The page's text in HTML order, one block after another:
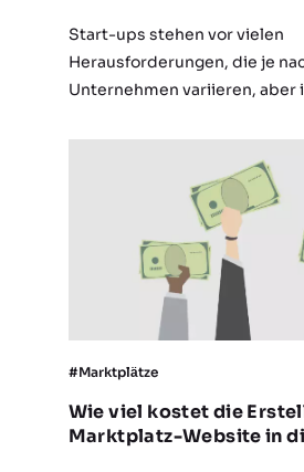
Start-ups stehen vor vielen
Herausforderungen, die je
Unternehmen variieren, aber
Erfolg eines Start-ups, und
Faktoren zu erreichen sind,
#Marktplätze
Wie viel kostet die
Marktplatz-Website in